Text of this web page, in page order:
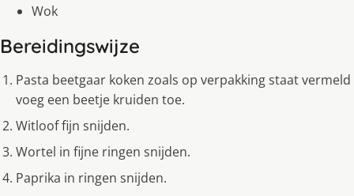
Wok
Bereidingswijze
Pasta beetgaar koken zoals op verpakking staat vermeld
voeg een beetje kruiden toe.
Witloof fijn snijden.
Wortel in fijne ringen snijden.
Paprika in ringen snijden.